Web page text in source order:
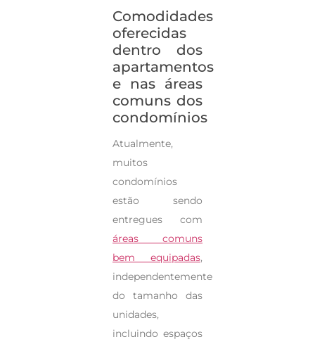
Comodidades
oferecidas
dentro dos
apartamentos
e nas áreas
comuns dos
condomínios
Atualmente,
muitos
condomínios
estão sendo
entregues com
áreas comuns
bem equipadas,
independentemente
do tamanho das
unidades,
incluindo espaços